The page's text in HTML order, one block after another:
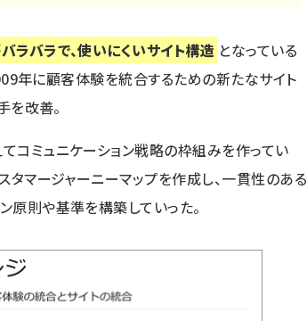
ラバラで、使いにくいサイト構造 となっている
年に顧客体験を統合するための新たなサイト
を改善。
コミュニケーション戦略の枠組みを作ってい
タマージャーニーマップを作成し、一貫性のある
原則や基準を構築していった。